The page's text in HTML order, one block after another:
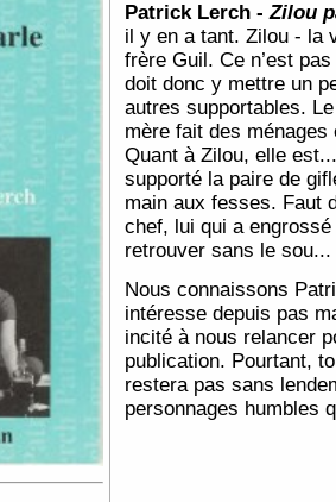
Patrick Lerch -Zilou
il y en a tant. Zilou - la
frère Guil. Ce n’est
doit donc y mettre un
autres supportables.
mère fait des
Quant à Zilou, elle
supporté la paire de
main aux fesses. Faut
chef, lui qui a
retrouver sans le sou...
Nous connaissons
intéresse depuis pas
incité à nous relancer
publication. Pourtant,
restera pas sans
personnages humbles